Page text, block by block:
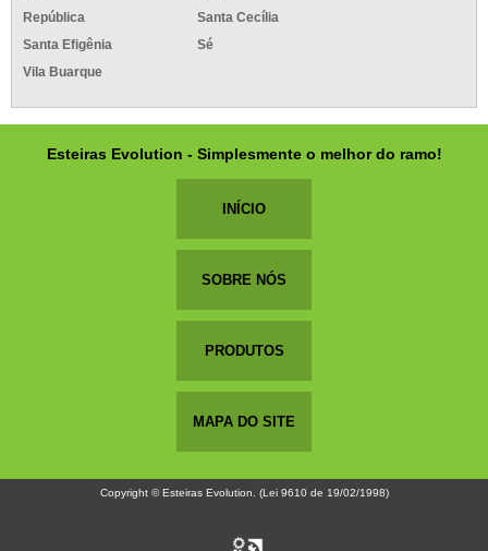
República
Santa Cecília
Santa Efigênia
Sé
Vila Buarque
Esteiras Evolution - Simplesmente o melhor do ramo!
INÍCIO
SOBRE NÓS
PRODUTOS
MAPA DO SITE
Copyright © Esteiras Evolution. (Lei 9610 de 19/02/1998)